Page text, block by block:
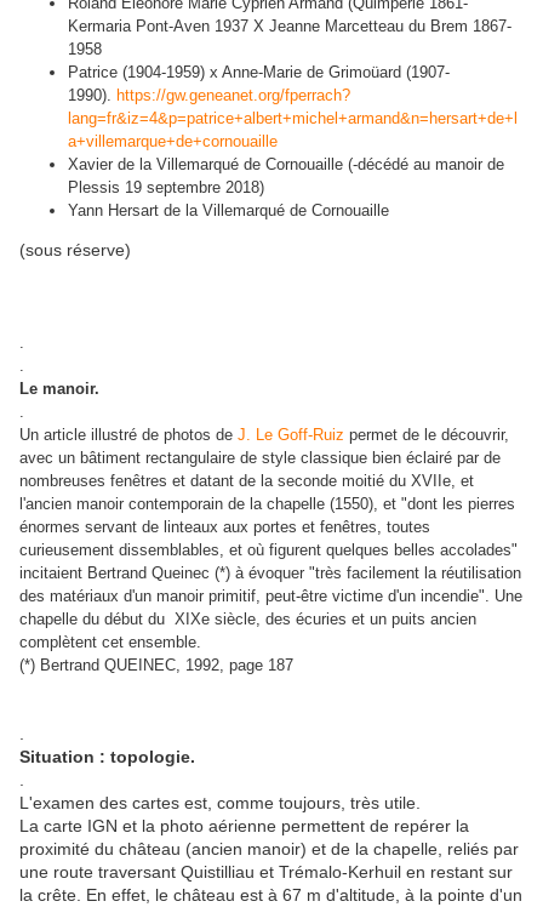
Kermaria Pont-Aven 1937 X Jeanne Marcetteau du Brem 1867-
1958
Patrice (1904-1959) x Anne-Marie de Grimoüard (1907-
1990). https://gw.geneanet.org/fperrach?
lang=fr&iz=4&p=patrice+albert+michel+armand&n=hersart+de+l
a+villemarque+de+cornouaille
Xavier de la Villemarqué de Cornouaille (-décédé au manoir de
Plessis 19 septembre 2018)
Yann Hersart de la Villemarqué de Cornouaille
(sous réserve)
.
.
Le manoir.
.
Un article illustré de photos de J. Le Goff-Ruiz permet de le découvrir,
avec un bâtiment rectangulaire de style classique bien éclairé par de
nombreuses fenêtres et datant de la seconde moitié du XVIIe, et
l'ancien manoir contemporain de la chapelle (1550), et "dont les pierres
énormes servant de linteaux aux portes et fenêtres, toutes
curieusement dissemblables, et où figurent quelques belles accolades"
incitaient Bertrand Queinec (*) à évoquer "très facilement la réutilisation
des matériaux d'un manoir primitif, peut-être victime d'un incendie". Une
chapelle du début du XIXe siècle, des écuries et un puits ancien
complètent cet ensemble.
(*) Bertrand QUEINEC, 1992, page 187
Situation : topologie.
L'examen des cartes est, comme toujours, très utile.
La carte IGN et la photo aérienne permettent de repérer la
proximité du château (ancien manoir) et de la chapelle, reliés par
une route traversant Quistilliau et Trémalo-Kerhuil en restant sur
la crête. En effet, le château est à 67 m d'altitude, à la pointe d'un